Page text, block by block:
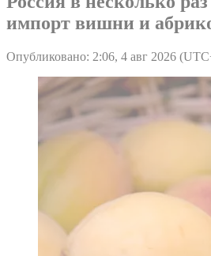
импорт вишни и
Опубликовано: 2:06, 4 авг 2026